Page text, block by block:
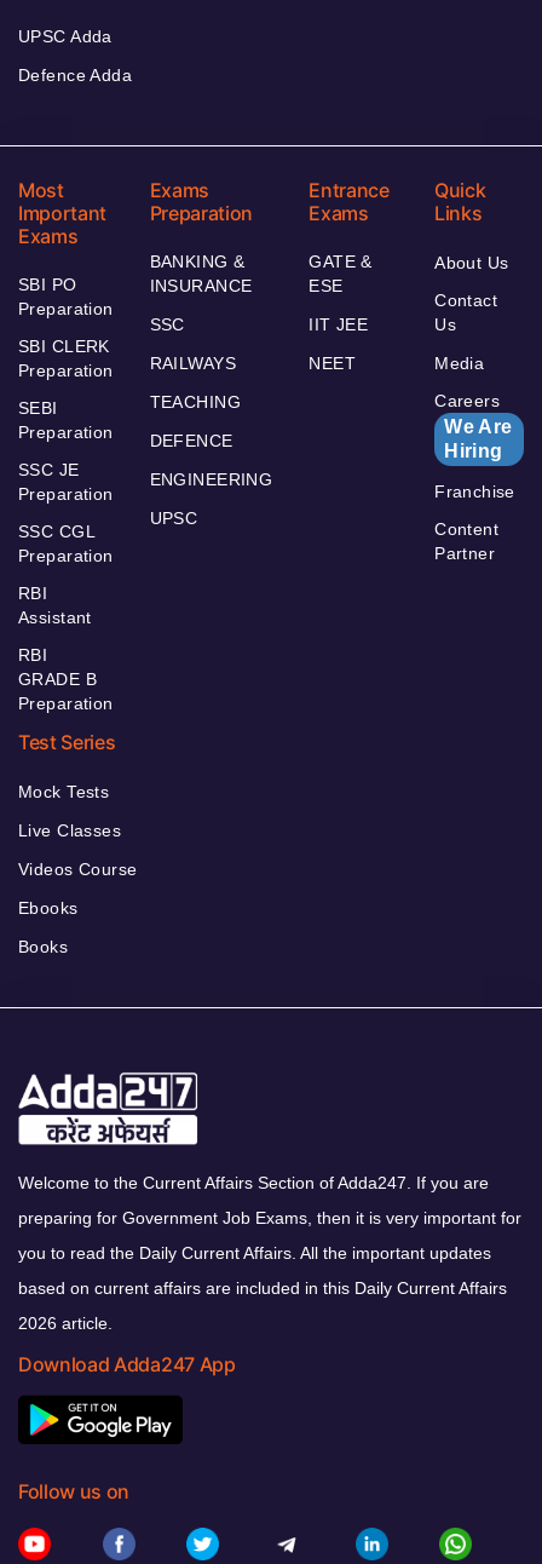
UPSC Adda
Defence Adda
Most
Important
Exams
SBI PO
Preparation
SBI CLERK
Preparation
SEBI
Preparation
SSC JE
Preparation
SSC CGL
Preparation
RBI
Assistant
RBI
GRADE B
Preparation
Exams
Preparation
BANKING &
INSURANCE
SSC
RAILWAYS
TEACHING
DEFENCE
ENGINEERING
UPSC
Entrance
Exams
GATE &
ESE
IIT JEE
NEET
Quick
Links
About Us
Contact
Us
Media
Careers
We Are
Hiring
Franchise
Content
Partner
Test Series
Mock Tests
Live Classes
Videos Course
Ebooks
Books
Welcome to the Current Affairs Section of Adda247. If you are
preparing for Government Job Exams, then it is very important for
you to read the Daily Current Affairs. All the important updates
based on current affairs are included in this Daily Current Affairs
2026 article.
Download Adda247 App
Follow us on